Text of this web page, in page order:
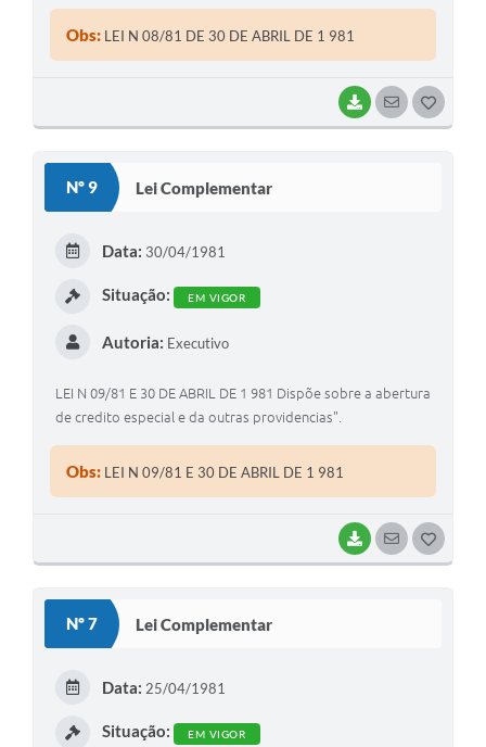
BAIXARSEGUIR
Obs: LEI N 08/81 DE 30 DE ABRIL DE 1 981
Nº 9 Lei Complementar
BAIXARSEGUIR
Data: 30/04/1981
Situação: EM VIGOR
Autoria: Executivo
LEI N 09/81 E 30 DE ABRIL DE 1 981 Dispõe sobre a abertura
de credito especial e da outras providencias".
Obs: LEI N 09/81 E 30 DE ABRIL DE 1 981
Nº 7 Lei Complementar
Data: 25/04/1981
Situação: EM VIGOR